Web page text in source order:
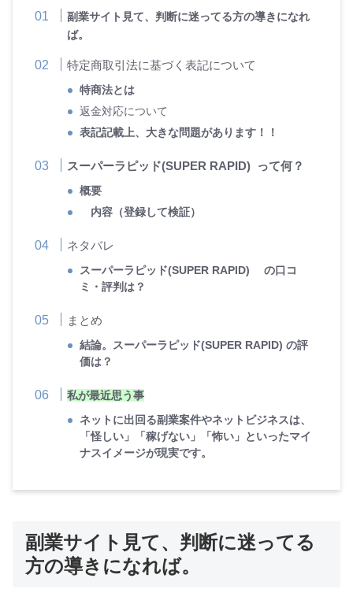
副業サイト見て、判断に迷ってる方の導きになれ
ば。
特定商取引法に基づく表記について
特商法とは
返金対応について
表記記載上、大きな問題があります！！
スーパーラピッド(SUPER RAPID) って何？
概要
内容（登録して検証）
ネタバレ
スーパーラピッド(SUPER RAPID) の口コ
ミ・評判は？
まとめ
結論。スーパーラピッド(SUPER RAPID) の評
価は？
私が最近思う事
ネットに出回る副業案件やネットビジネスは、
「怪しい」「稼げない」「怖い」といったマイ
ナスイメージが現実です。
副業サイト見て、判断に迷ってる
方の導きになれば。